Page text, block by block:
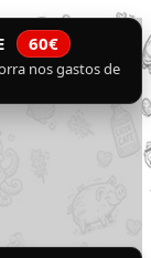
60€
nos gastos de